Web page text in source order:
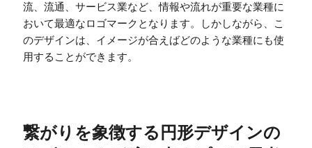
流、流通、サービス業など、情報や流れが重要な業種に
おいて最適なロゴマークとなります。しかしながら、こ
のデザインは、イメージが合えばどのような業種にも使
用することができます。
繋がりを象徴する円形デザインの